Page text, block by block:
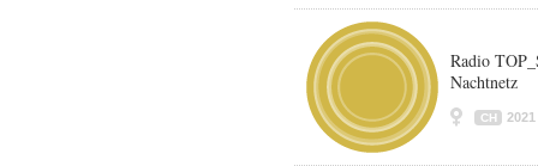
Radio
Nachtnetz
CH 2021